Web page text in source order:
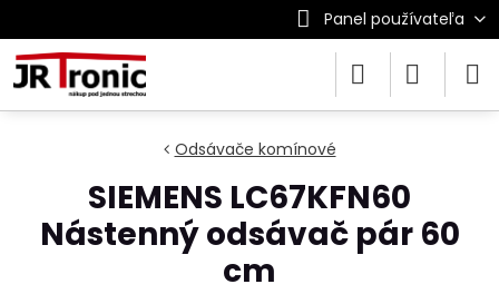
Panel používateľa
Odsávače komínové
SIEMENS LC67KFN60
Nástenný odsávač pár 60
cm